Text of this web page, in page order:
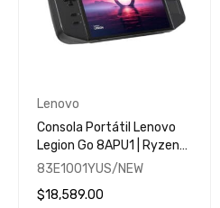
Lenovo
Consola Portátil Lenovo
Legion Go 8APU1 | Ryzen
Z1 Extreme Radeon | 16GB
(2560x1600)
83E1001YUS/NEW
$18,589.00